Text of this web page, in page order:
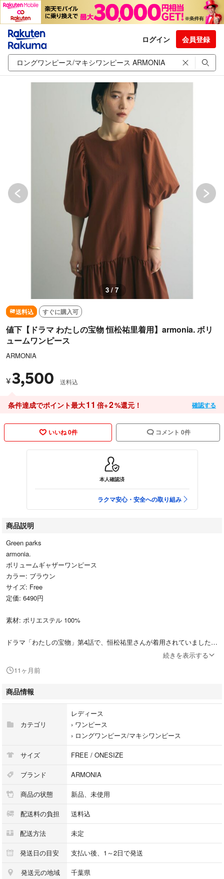
ログイン 会員登録
3 / 7
送料込 すぐに購入可
値下【ドラマ わたしの宝物 恒松祐里着用】armonia. ボリ
ュームワンピース
ARMONIA
¥3,500 送料込
条件達成でポイント最大11 倍+2%還元！ 確認する
いいね 0件 コメント 0件
本人確認済
ラクマ安心・安全への取り組み
商品説明
Green parks
armonia.
ボリュームギャザーワンピース
カラー: ブラウン
サイズ: Free
定価: 6490円
素材: ポリエステル 100%
ドラマ「わたしの宝物」第4話で、恒松祐里さんが着用されていました。
なかったので、新品未使用タグ付きのまま保管しておりました。
たっぷりとギャザーで立体感を出したボリューム袖とAラインシルエット
でフェミニンに仕上げたワンピース。
ゆるやかにカーブを描く切り替えラインから広がるフレア感が華やかさを
バックファスナー付きで着脱しやすいのも嬉しいポイント。
ハリのある薄手の平織り生地で上品に仕立て、きれいめなスタイルからデ
イリーまで幅広く着ていただけます。
透け感[無し]
裏地[無し]
光沢感[無し]
付属品[無し]
続きを表示する
11ヶ月前
商品情報
カテゴリ
レディース
› ワンピース
› ロングワンピース/マキシワンピース
サイズ FREE / ONESIZE
ブランド ARMONIA
商品の状態 新品、未使用
配送料の負担 送料込
配送方法 未定
発送日の目安 支払い後、1～2日で発送
発送元の地域 千葉県